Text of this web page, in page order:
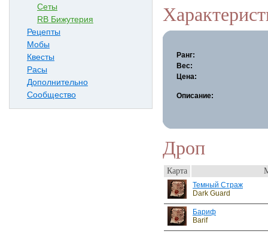
Сеты
RB Бижутерия
Рецепты
Мобы
Квесты
Расы
Дополнительно
Сообщество
Ранг:
Вес:
Цена:
Описание:
Дроп
Карта
Темный Страж
Dark Guard
Бариф
Barif